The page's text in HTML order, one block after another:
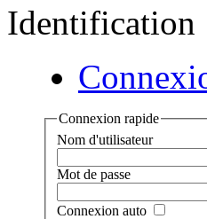
Identification
Connexion rapide
Nom d'utilisateur
Mot de passe
Connexion auto